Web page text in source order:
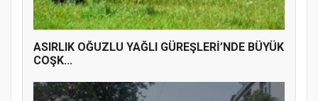
ASIRLIK OĞUZLU YAĞLI GÜREŞLERİ’NDE BÜYÜK
COŞK...